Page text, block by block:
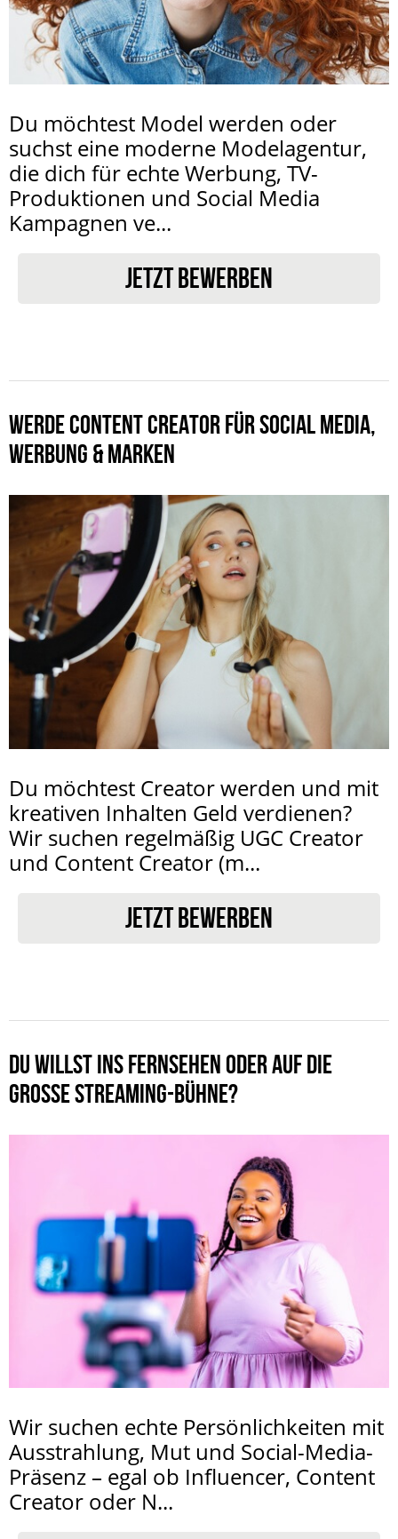
Du möchtest Model werden oder
suchst eine moderne Modelagentur,
die dich für echte Werbung, TV-
Produktionen und Social Media
Kampagnen ve...
JETZT BEWERBEN
WERDE CONTENT CREATOR FÜR SOCIAL MEDIA,
WERBUNG & MARKEN
Du möchtest Creator werden und mit
kreativen Inhalten Geld verdienen?
Wir suchen regelmäßig UGC Creator
und Content Creator (m...
JETZT BEWERBEN
DU WILLST INS FERNSEHEN ODER AUF DIE
GROSSE STREAMING-BÜHNE?
Wir suchen echte Persönlichkeiten mit
Ausstrahlung, Mut und Social-Media-
Präsenz – egal ob Influencer, Content
Creator oder N...